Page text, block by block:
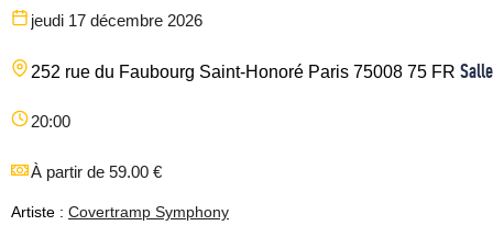
jeudi 17 décembre 2026
252 rue du Faubourg Saint-Honoré Paris 75008 75 FR
20:00
À partir de 59.00 €
Artiste : Covertramp Symphony